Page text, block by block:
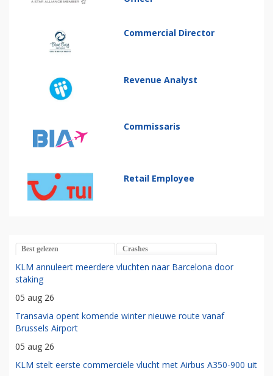
Commercial Director
Revenue Analyst
Commissaris
Retail Employee
Best gelezen Crashes
KLM annuleert meerdere vluchten naar Barcelona door
staking
05 aug 26
Transavia opent komende winter nieuwe route vanaf
Brussels Airport
05 aug 26
KLM stelt eerste commerciële vlucht met Airbus A350-900 uit